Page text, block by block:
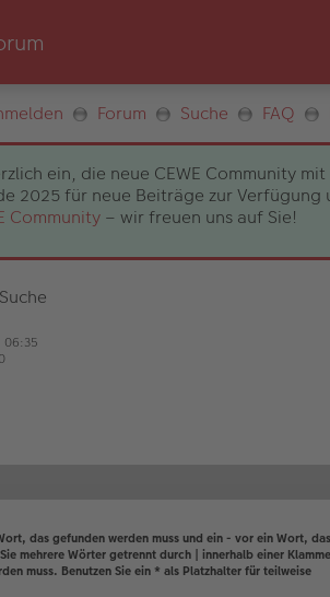
Forum Suche FAQ
ein, die neue CEWE Community
2025 für neue Beiträge zur
Community – wir freuen uns auf Sie!
Suche
06:35
das gefunden werden muss und ein - vor ein Wort,
mehrere Wörter getrennt durch
innerhalb einer
muss. Benutzen Sie ein * als Platzhalter für teilweise